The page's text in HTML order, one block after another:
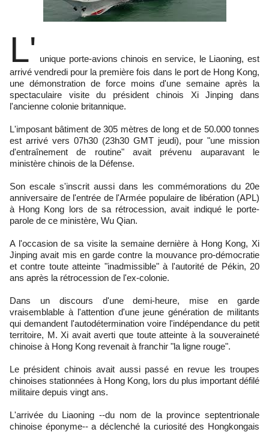
L' unique porte-avions chinois en service, le Liaoning, est
arrivé vendredi pour la première fois dans le port de Hong Kong,
une démonstration de force moins d'une semaine après la
spectaculaire visite du président chinois Xi Jinping dans
l'ancienne colonie britannique.
L'imposant bâtiment de 305 mètres de long et de 50.000 tonnes
est arrivé vers 07h30 (23h30 GMT jeudi), pour "une mission
d'entraînement de routine" avait prévenu auparavant le
ministère chinois de la Défense.
Son escale s'inscrit aussi dans les commémorations du 20e
anniversaire de l'entrée de l'Armée populaire de libération (APL)
à Hong Kong lors de sa rétrocession, avait indiqué le porte-
parole de ce ministère, Wu Qian.
A l'occasion de sa visite la semaine dernière à Hong Kong, Xi
Jinping avait mis en garde contre la mouvance pro-démocratie
et contre toute atteinte "inadmissible" à l'autorité de Pékin, 20
ans après la rétrocession de l'ex-colonie.
Dans un discours d'une demi-heure, mise en garde
vraisemblable à l'attention d'une jeune génération de militants
qui demandent l'autodétermination voire l'indépendance du petit
territoire, M. Xi avait averti que toute atteinte à la souveraineté
chinoise à Hong Kong revenait à franchir "la ligne rouge".
Le président chinois avait aussi passé en revue les troupes
chinoises stationnées à Hong Kong, lors du plus important défilé
militaire depuis vingt ans.
L'arrivée du Liaoning --du nom de la province septentrionale
chinoise éponyme-- a déclenché la curiosité des Hongkongais